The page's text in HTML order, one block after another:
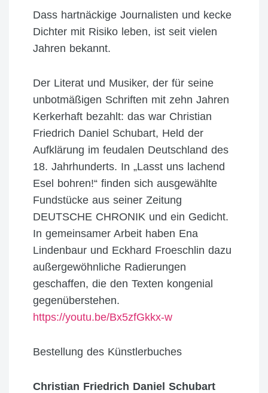
Dass hartnäckige Journalisten und kecke
Dichter mit Risiko leben, ist seit vielen
Jahren bekannt.
Der Literat und Musiker, der für seine
unbotmäßigen Schriften mit zehn Jahren
Kerkerhaft bezahlt: das war Christian
Friedrich Daniel Schubart, Held der
Aufklärung im feudalen Deutschland des
18. Jahrhunderts. In „Lasst uns lachend
Esel bohren!“ finden sich ausgewählte
Fundstücke aus seiner Zeitung
DEUTSCHE CHRONIK und ein Gedicht.
In gemeinsamer Arbeit haben Ena
Lindenbaur und Eckhard Froeschlin dazu
außergewöhnliche Radierungen
geschaffen, die den Texten kongenial
gegenüberstehen.
https://youtu.be/Bx5zfGkkx-w
Bestellung des Künstlerbuches
Christian Friedrich Daniel Schubart